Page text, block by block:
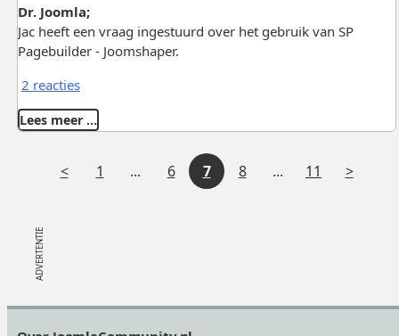
Dr. Joomla;
Jac heeft een vraag ingestuurd over het gebruik van SP
Pagebuilder - Joomshaper.
2 reacties
Lees meer …
V
g
1 ... Tussenliggende
6 7 8 ... Tussenliggende
11
V
e